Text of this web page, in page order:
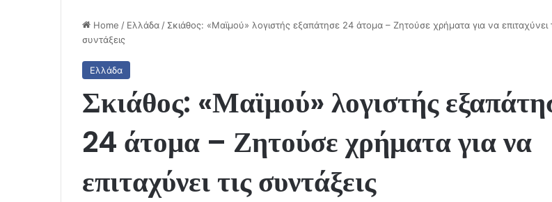
Home / Ελλάδα / Σκιάθος: «Μαϊμού» λογιστής εξαπάτησε 24 άτομα – Ζητούσε χρήματα για να επιταχύνει
συντάξεις
Ελλάδα
Σκιάθος: «Μαϊμού» λογιστής
24 άτομα – Ζητούσε χρήματα για να
επιταχύνει τις συντάξεις